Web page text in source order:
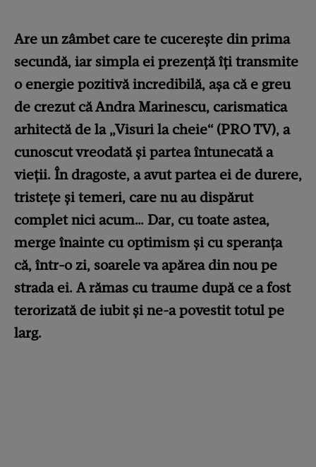
Are un zâmbet care te cucerește din prima
secundă, iar simpla ei prezență îți transmite
o energie pozitivă incredibilă, așa că e greu
de crezut că Andra Marinescu, carismatica
arhitectă de la „Visuri la cheie“ (PRO TV), a
cunoscut vreodată și partea întunecată a
vieții. În dragoste, a avut partea ei de durere,
tristețe și temeri, care nu au dispărut
complet nici acum… Dar, cu toate astea,
merge înainte cu optimism și cu speranța
că, într-o zi, soarele va apărea din nou pe
strada ei. A rămas cu traume după ce a fost
terorizată de iubit și ne-a povestit totul pe
larg.